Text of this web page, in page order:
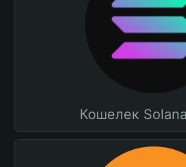
Кошелек